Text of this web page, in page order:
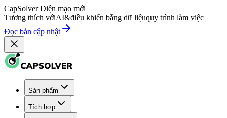
CapSolver Diện mạo mới
Tương thích vớiAI&điều khiển bằng dữ liệuquy trình làm việc
Đọc bản cập nhật
Sản phẩm
Tích hợp